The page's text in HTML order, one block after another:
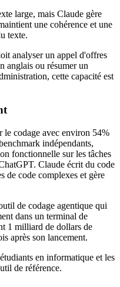
large, mais Claude gère
une cohérence et une
texte.
analyser un appel d'offres
anglais ou résumer un
cette capacité est
codage avec environ 54%
indépendants,
fonctionnelle sur les tâches
Claude écrit du code
de code complexes et gère
de codage agentique qui
dans un terminal de
1 milliard de dollars de
après son lancement.
en informatique et les
de référence.